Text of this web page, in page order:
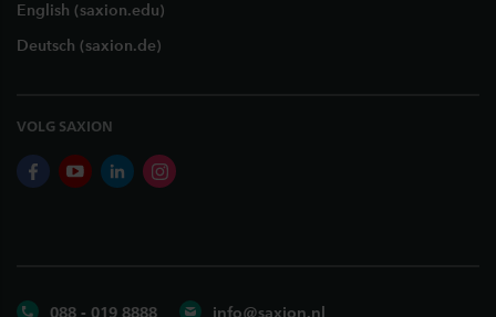
English (saxion.edu)
Deutsch (saxion.de)
VOLG SAXION
facebookyoutubelinkedininstagram
088 - 019 8888 info@saxion.nl